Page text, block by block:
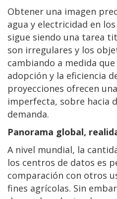
Obtener una imagen
agua y electricidad en
sigue siendo una tarea
son irregulares y los
cambiando a medida
adopción y la eficiencia
proyecciones ofrecen
imperfecta, sobre hacia
demanda.
Panorama global,
A nivel mundial, la
los centros de datos es
comparación con otros
fines agrícolas. Sin